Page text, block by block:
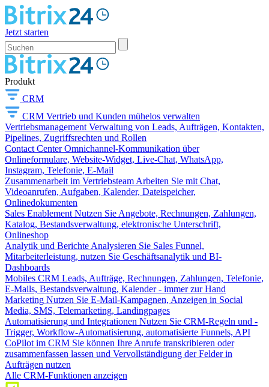
Jetzt starten
Produkt
CRM
CRM Vertrieb und Kunden mühelos verwalten
Vertriebsmanagement Verwaltung von Leads, Aufträgen, Kontakten,
Pipelines, Zugriffsrechten und Rollen
Contact Center Omnichannel-Kommunikation über
Onlineformulare, Website-Widget, Live-Chat, WhatsApp,
Instagram, Telefonie, E-Mail
Zusammenarbeit im Vertriebsteam Arbeiten Sie mit Chat,
Videoanrufen, Aufgaben, Kalender, Dateispeicher,
Onlinedokumenten
Sales Enablement Nutzen Sie Angebote, Rechnungen, Zahlungen,
Katalog, Bestandsverwaltung, elektronische Unterschrift,
Onlineshop
Analytik und Berichte Analysieren Sie Sales Funnel,
Mitarbeiterleistung, nutzen Sie Geschäftsanalytik und BI-
Dashboards
Mobiles CRM Leads, Aufträge, Rechnungen, Zahlungen, Telefonie,
E-Mails, Bestandsverwaltung, Kalender - immer zur Hand
Marketing Nutzen Sie E-Mail-Kampagnen, Anzeigen in Social
Media, SMS, Telemarketing, Landingpages
Automatisierung und Integrationen Nutzen Sie CRM-Regeln und -
Trigger, Workflow-Automatisierung, automatisierte Funnels, API
CoPilot im CRM Sie können Ihre Anrufe transkribieren oder
zusammenfassen lassen und Vervollständigung der Felder in
Aufträgen nutzen
Alle CRM-Funktionen anzeigen